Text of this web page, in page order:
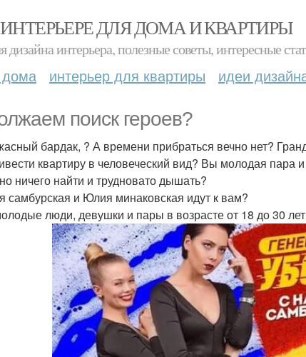
ДЛЯ ДОМА И КВАРТИРЫ
дизайна интерьера, полезные советы, интересные
дома интерьер для квартиры идеи
поиск героев?
бардак, ? А времени прибраться вечно нет?
квартиру в человеческий вид? Вы молодая пара
ничего найти и трудновато дышать?
самбурская и Юлия минаковская идут к вам?
люди, девушки и пары в возрасте от 18 до 30